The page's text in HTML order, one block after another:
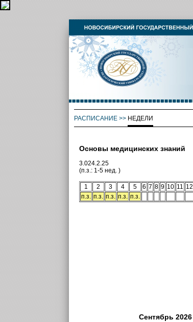
РАСПИСАНИЕ>> НЕДЕЛИ
Основы медицинских знаний
3.024.2.25
(п.з.: 1-5 нед. )
1 2 3 4 5 6 7 8 9 10 11 12
п.з. п.з. п.з. п.з. п.з.
Сентябрь 2026